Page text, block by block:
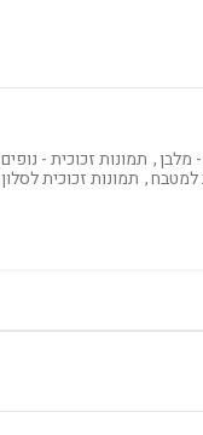
מלבן, תמונות זכוכית - נופים
למטבח, תמונות זכוכית לסלון